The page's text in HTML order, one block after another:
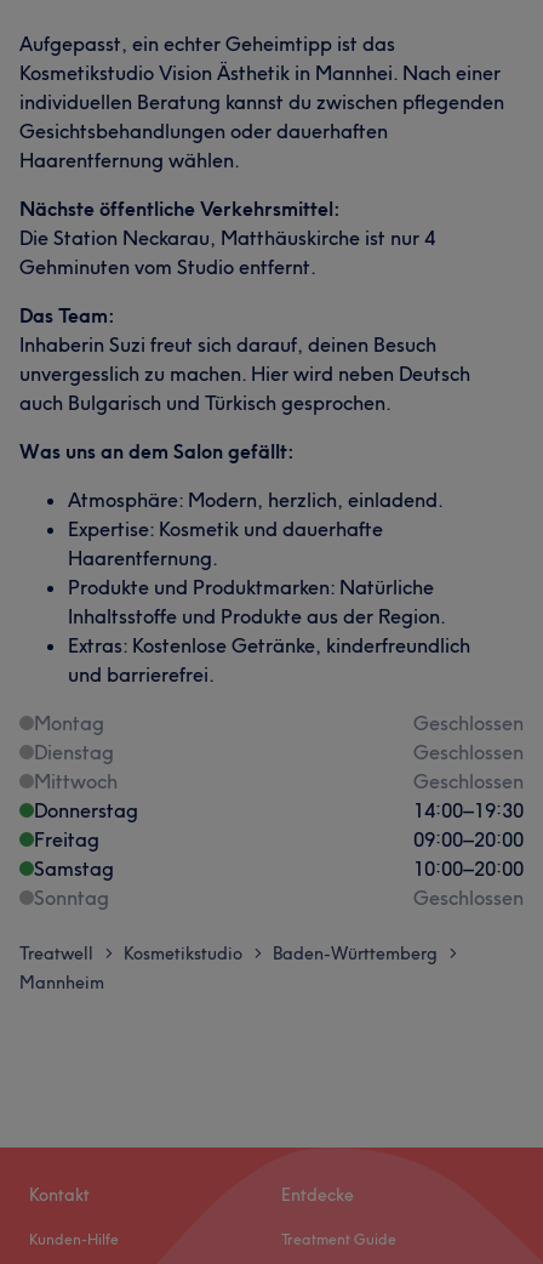
Aufgepasst, ein echter Geheimtipp ist das
Kosmetikstudio Vision Ästhetik in Mannhei. Nach einer
individuellen Beratung kannst du zwischen pflegenden
Gesichtsbehandlungen oder dauerhaften
Haarentfernung wählen.
Nächste öffentliche Verkehrsmittel:
Die Station Neckarau, Matthäuskirche ist nur 4
Gehminuten vom Studio entfernt.
Das Team:
Inhaberin Suzi freut sich darauf, deinen Besuch
unvergesslich zu machen. Hier wird neben Deutsch
auch Bulgarisch und Türkisch gesprochen.
Was uns an dem Salon gefällt:
Atmosphäre: Modern, herzlich, einladend.
Expertise: Kosmetik und dauerhafte
Haarentfernung.
Produkte und Produktmarken: Natürliche
Inhaltsstoffe und Produkte aus der Region.
Extras: Kostenlose Getränke, kinderfreundlich
und barrierefrei.
Montag
Geschlossen
Dienstag
Geschlossen
Mittwoch
Geschlossen
Donnerstag
14:00–19:30
Freitag
09:00–20:00
Samstag
10:00–20:00
Sonntag
Geschlossen
Treatwell > Kosmetikstudio > Baden-Württemberg >
Mannheim
Kontakt
Kunden-Hilfe
Entdecke
Treatment Guide